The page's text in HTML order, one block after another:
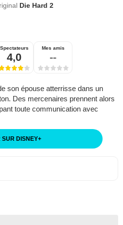
Die Hard 2
Spectateurs
4,0
Mes amis
--
son épouse atterrisse dans un
Des mercenaires prennent alors
toute communication avec
SUR DISNEY+